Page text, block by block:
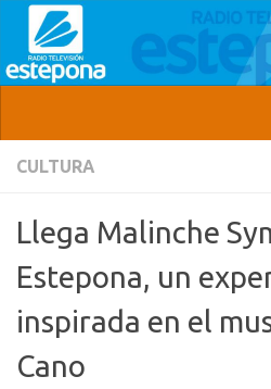
CULTURA
Llega Malinche
Estepona, un
inspirada en el
Cano